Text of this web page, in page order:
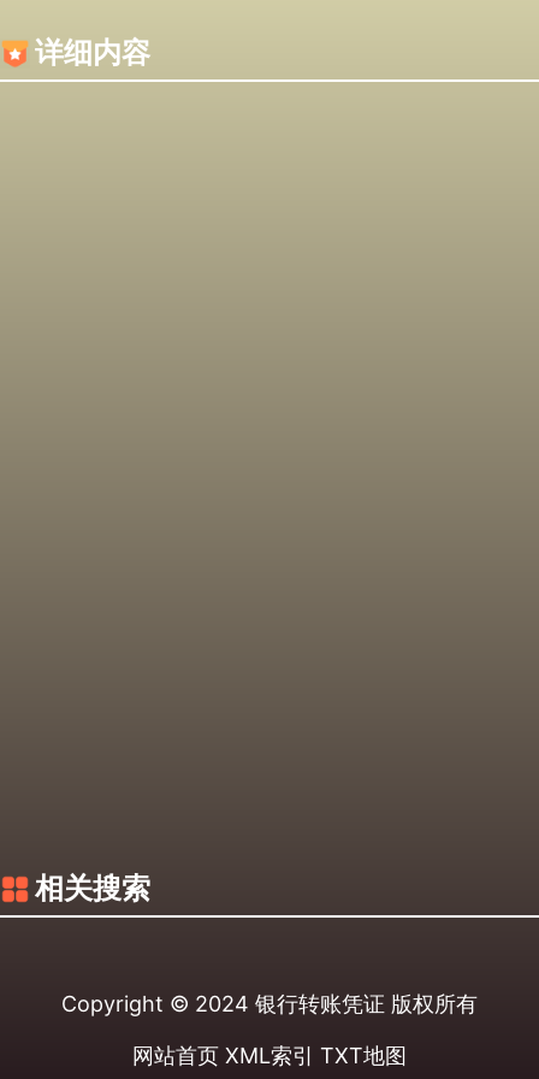
详细内容
相关搜索
Copyright © 2024 银行转账凭证 版权所有
网站首页 XML索引 TXT地图